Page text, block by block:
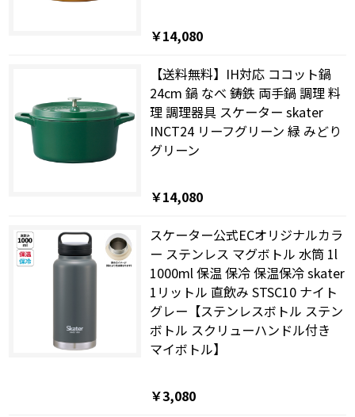
￥14,080
【送料無料】IH対応 ココット鍋
24cm 鍋 なべ 鋳鉄 両手鍋 調理 料
理 調理器具 スケーター skater
INCT24 リーフグリーン 緑 みどり
グリーン
￥14,080
スケーター公式ECオリジナルカラ
ー ステンレス マグボトル 水筒 1l
1000ml 保温 保冷 保温保冷 skater
1リットル 直飲み STSC10 ナイト
グレー【ステンレスボトル ステン
ボトル スクリューハンドル付き
マイボトル】
￥3,080